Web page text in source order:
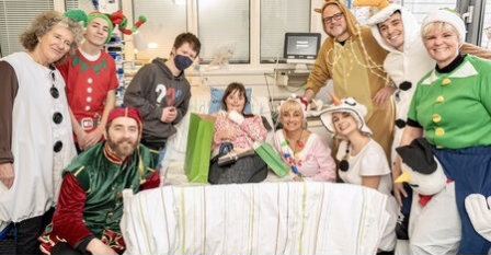
Zum Hauptinhalt springen
Erklärung zur Barrierefreiheit anzeigen